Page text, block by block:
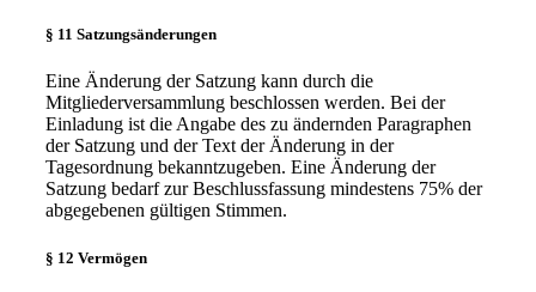
§ 11 Satzungsänderungen
Eine Änderung der Satzung kann durch die
Mitgliederversammlung beschlossen werden. Bei der
Einladung ist die Angabe des zu ändernden Paragraphen
der Satzung und der Text der Änderung in der
Tagesordnung bekanntzugeben. Eine Änderung der
Satzung bedarf zur Beschlussfassung mindestens 75% der
abgegebenen gültigen Stimmen.
§ 12 Vermögen